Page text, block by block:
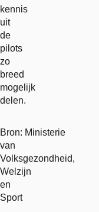
kennis
uit
de
pilots
zo
breed
mogelijk
delen.
Bron: Ministerie
van
Volksgezondheid,
Welzijn
en
Sport